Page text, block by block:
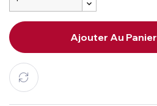
Ajouter Au Panier